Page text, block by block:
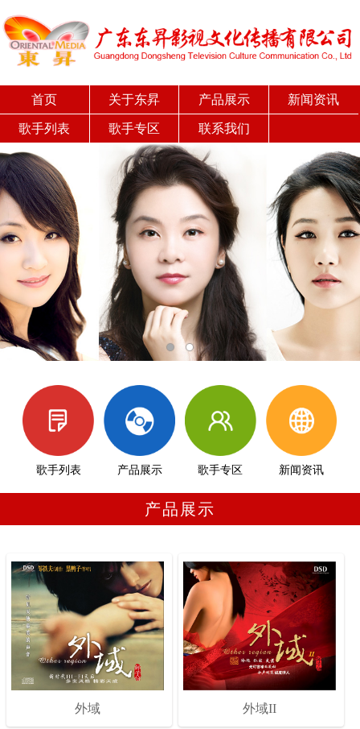
首页 关于东昇 产品展示 新闻资讯
歌手列表 歌手专区 联系我们
歌手列表 产品展示 歌手专区 新闻资讯
产品展示
外域 外域II